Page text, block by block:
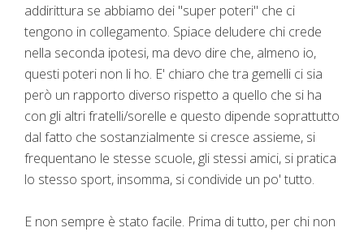
addirittura se abbiamo dei "super poteri" che ci
tengono in collegamento. Spiace deludere chi crede
nella seconda ipotesi, ma devo dire che, almeno io,
questi poteri non li ho. E' chiaro che tra gemelli ci sia
però un rapporto diverso rispetto a quello che si ha
con gli altri fratelli/sorelle e questo dipende soprattutto
dal fatto che sostanzialmente si cresce assieme, si
frequentano le stesse scuole, gli stessi amici, si pratica
lo stesso sport, insomma, si condivide un po' tutto.
E non sempre è stato facile. Prima di tutto, per chi non